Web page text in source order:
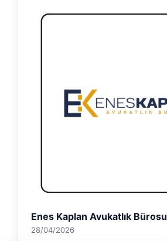
Enes Kaplan Avukatlık Bürosu
28/04/2026